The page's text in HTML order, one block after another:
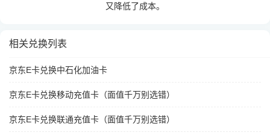
又降低了成本。
相关兑换列表
京东E卡兑换中石化加油卡
京东E卡兑换移动充值卡（面值千万别选错）
京东E卡兑换联通充值卡（面值千万别选错）